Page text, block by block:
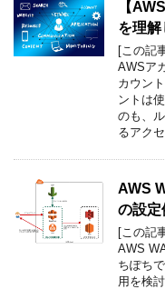
【
を理
[この記
AWSア
カウン
ントは
のも、
るアク
AWS
の設定
[この記
AWS
ちぽち
用を検